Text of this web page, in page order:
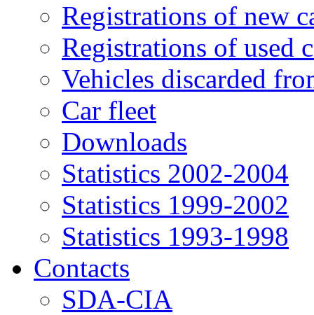
Registrations of new
Registrations of used
Vehicles discarded
Car fleet
Downloads
Statistics 2002-2004
Statistics 1999-2002
Statistics 1993-1998
Contacts
SDA-CIA